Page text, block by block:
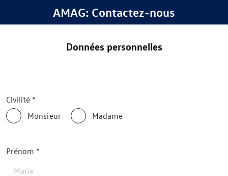
AMAG: Contactez-nous
Données personnelles
Civilité
Monsieur
Madame
Prénom